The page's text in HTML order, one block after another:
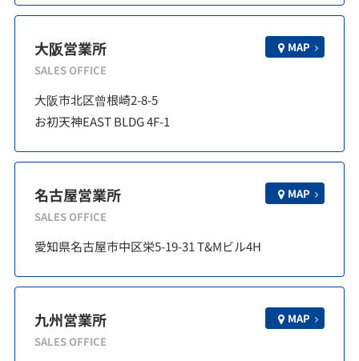
大阪営業所
SALES OFFICE
MAP
大阪市北区曾根崎2-8-5
お初天神EAST BLDG 4F-1
名古屋営業所
SALES OFFICE
MAP
愛知県名古屋市中区栄5-19-31 T&Mビル4H
九州営業所
SALES OFFICE
MAP